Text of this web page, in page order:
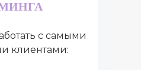
с самыми
клиентами: